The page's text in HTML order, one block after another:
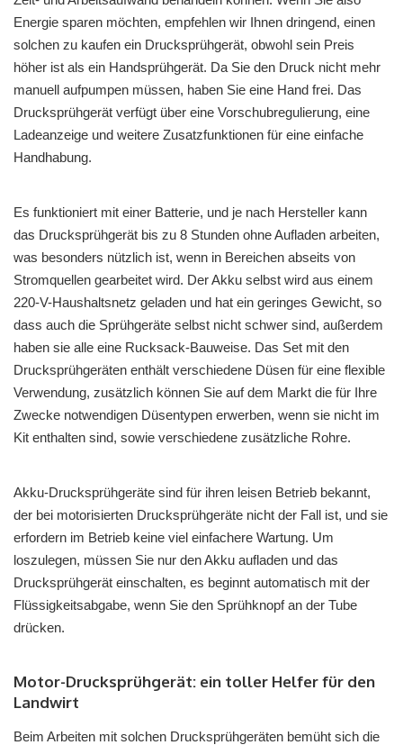
Energie sparen möchten, empfehlen wir Ihnen dringend, einen
solchen zu kaufen ein Drucksprühgerät, obwohl sein Preis
höher ist als ein Handsprühgerät. Da Sie den Druck nicht mehr
manuell aufpumpen müssen, haben Sie eine Hand frei. Das
Drucksprühgerät verfügt über eine Vorschubregulierung, eine
Ladeanzeige und weitere Zusatzfunktionen für eine einfache
Handhabung.
Es funktioniert mit einer Batterie, und je nach Hersteller kann
das Drucksprühgerät bis zu 8 Stunden ohne Aufladen arbeiten,
was besonders nützlich ist, wenn in Bereichen abseits von
Stromquellen gearbeitet wird. Der Akku selbst wird aus einem
220-V-Haushaltsnetz geladen und hat ein geringes Gewicht, so
dass auch die Sprühgeräte selbst nicht schwer sind, außerdem
haben sie alle eine Rucksack-Bauweise. Das Set mit den
Drucksprühgeräten enthält verschiedene Düsen für eine flexible
Verwendung, zusätzlich können Sie auf dem Markt die für Ihre
Zwecke notwendigen Düsentypen erwerben, wenn sie nicht im
Kit enthalten sind, sowie verschiedene zusätzliche Rohre.
Akku-Drucksprühgeräte sind für ihren leisen Betrieb bekannt,
der bei motorisierten Drucksprühgeräte nicht der Fall ist, und sie
erfordern im Betrieb keine viel einfachere Wartung. Um
loszulegen, müssen Sie nur den Akku aufladen und das
Drucksprühgerät einschalten, es beginnt automatisch mit der
Flüssigkeitsabgabe, wenn Sie den Sprühknopf an der Tube
drücken.
Motor-Drucksprühgerät: ein toller Helfer für den
Landwirt
Beim Arbeiten mit solchen Drucksprühgeräten bemüht sich die